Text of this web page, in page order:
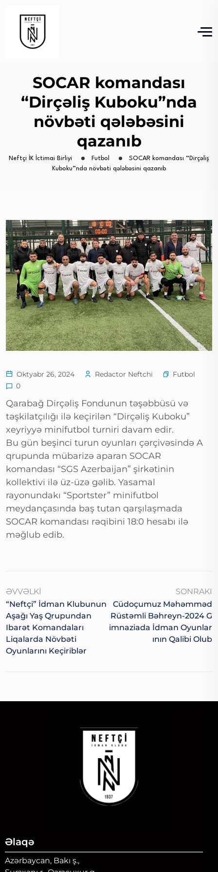
SOCAR komandası
“Dirçəliş Kuboku”nda
növbəti qələbəsini
qazanıb
Neftçi İK İctimai Birliyi Futbol
SOCAR komandası “Dirçəliş
Kuboku”nda növbəti qələbəsini qazanıb
Oktyabr 26, 2024 Redactor Neftchi
Futbol
0
Qarabağ Dirçəliş Fondunun təşəbbüsü və
təşkilatçılığı ilə keçirilən “Dirçəliş Kuboku”
xeyriyyə minifutbol turniri davam edir.
Bu gün beşinci turun oyunları çərçivəsində A
qrupunda mübarizə aparan SOCAR
komandası “SGS Azerbaijan” şirkətinin
kollektivi ilə üz-üzə gəlib. Yasamal
rayonundakı “Sportster” minifutbol
meydançasında baş tutan qarşılaşmada
SOCAR komandası rəqibini 18:0 hesabı ilə
məğlub edib.
ƏVVƏLKI
“Neftçi” İdman Klubunun
Aşağı Yaş Qrupundan
Ibarət Komandaları
Liqalarda Növbəti
Oyunlarını Keçiriblər
SONRAKI
Cüdoçumuz Məhəmməd
Rüstəmli Bəhreyn-2024 G
Imnaziada İdman Oyunlar
Inın Qalibi Olub
Əlaqə
Azərbaycan, Bakı ş.,